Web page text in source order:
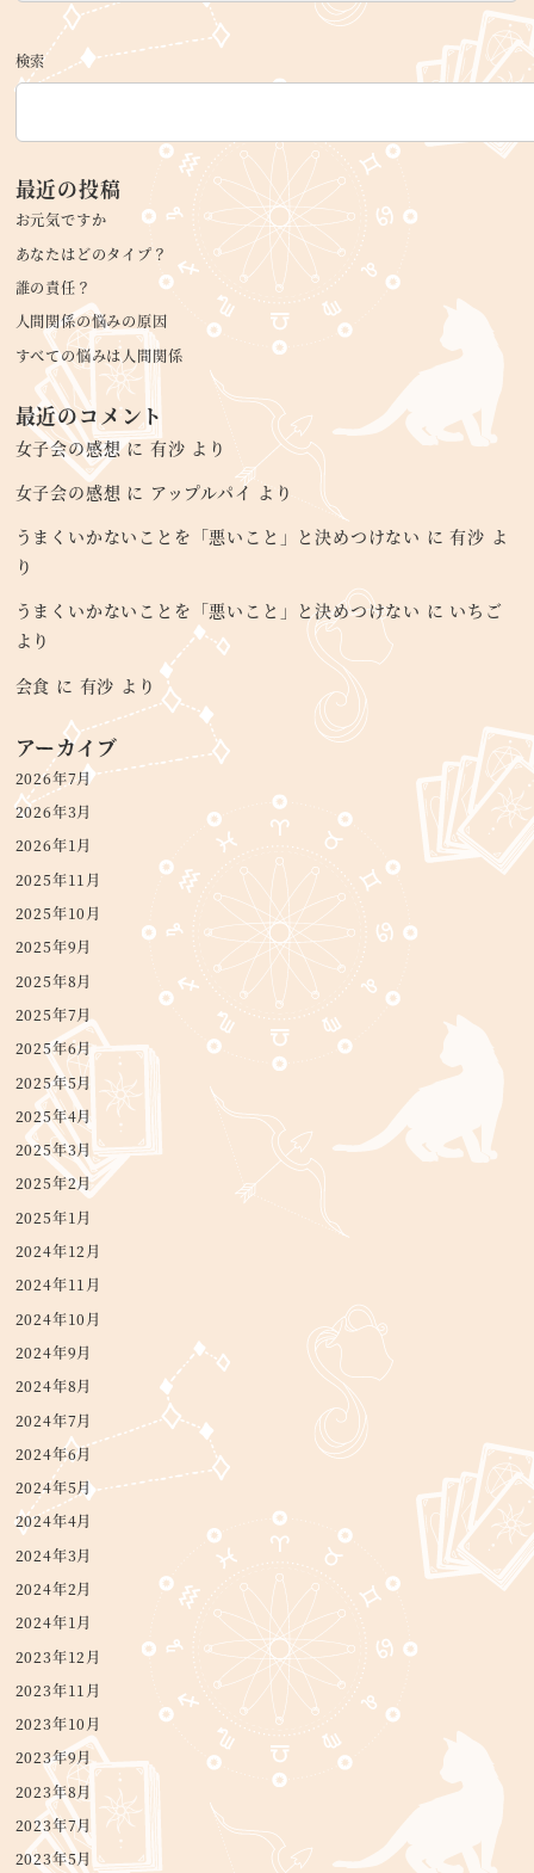
検索
最近の投稿
お元気ですか
あなたはどのタイプ？
誰の責任？
人間関係の悩みの原因
すべての悩みは人間関係
最近のコメント
女子会の感想に 有沙 より
女子会の感想 に アップルパイ より
うまくいかないことを「悪いこと」と決めつけない に有沙 よ
り
うまくいかないことを「悪いこと」と決めつけない に いちご
より
会食 に 有沙 より
アーカイブ
2026年7月
2026年3月
2026年1月
2025年11月
2025年10月
2025年9月
2025年8月
2025年7月
2025年6月
2025年5月
2025年4月
2025年3月
2025年2月
2025年1月
2024年12月
2024年11月
2024年10月
2024年9月
2024年8月
2024年7月
2024年6月
2024年5月
2024年4月
2024年3月
2024年2月
2024年1月
2023年12月
2023年11月
2023年10月
2023年9月
2023年8月
2023年7月
2023年5月